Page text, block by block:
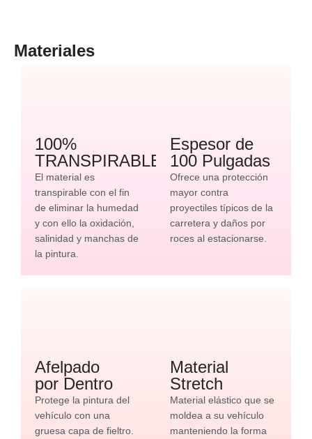
Materiales
100%
TRANSPIRABLE
El material es
transpirable con el fin
de eliminar la humedad
y con ello la oxidación,
salinidad y manchas de
la pintura.
Espesor de
100 Pulgadas
Ofrece una protección
mayor contra
proyectiles típicos de la
carretera y daños por
roces al estacionarse.
Afelpado
por Dentro
Protege la pintura del
vehículo con una
gruesa capa de fieltro.
Material
Stretch
Material elástico que se
moldea a su vehículo
manteniendo la forma